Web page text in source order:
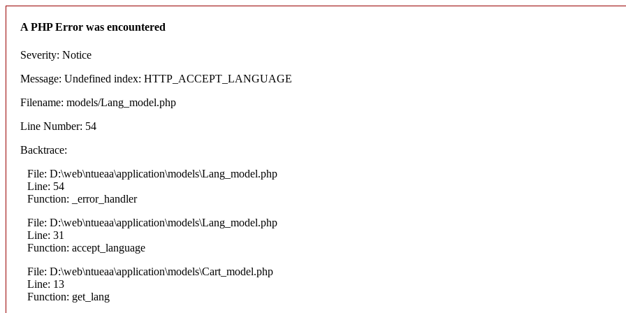
A PHP Error was encountered
Severity: Notice
Message: Undefined index: HTTP_ACCEPT_LANGUAGE
Filename: models/Lang_model.php
Line Number: 54
Backtrace:
File: D:\web\ntueaa\application\models\Lang_model.php
Line: 54
Function: _error_handler
File: D:\web\ntueaa\application\models\Lang_model.php
Line: 31
Function: accept_language
File: D:\web\ntueaa\application\models\Cart_model.php
Line: 13
Function: get_lang